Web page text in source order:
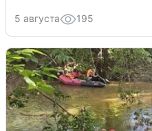
5 августа 195